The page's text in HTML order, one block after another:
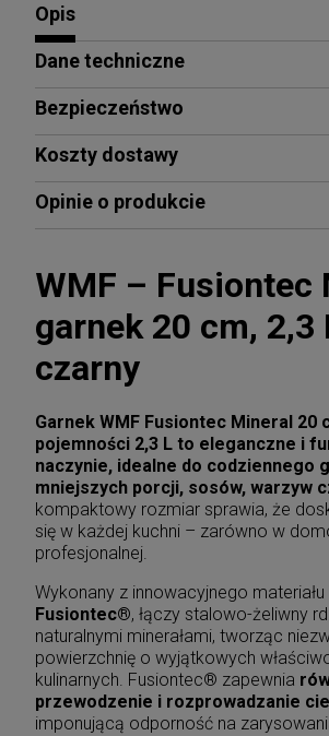
Opis
Dane techniczne
Bezpieczeństwo
Koszty dostawy
Opinie o produkcie
WMF – Fusiontec
garnek 20 cm, 2,3
czarny
Garnek WMF Fusiontec Mineral 20
pojemności 2,3 L to eleganczne i
naczynie, idealne do codziennego
mniejszych porcji, sosów, warzyw
kompaktowy rozmiar sprawia, że
się w każdej kuchni – zarówno w
profesjonalnej.
Wykonany z innowacyjnego materiału
Fusiontec®, łączy stalowo-żeliwny
naturalnymi minerałami, tworząc
powierzchnię o wyjątkowych
kulinarnych. Fusiontec® zapewnia
przewodzenie i rozprowadzanie
imponującą odporność na